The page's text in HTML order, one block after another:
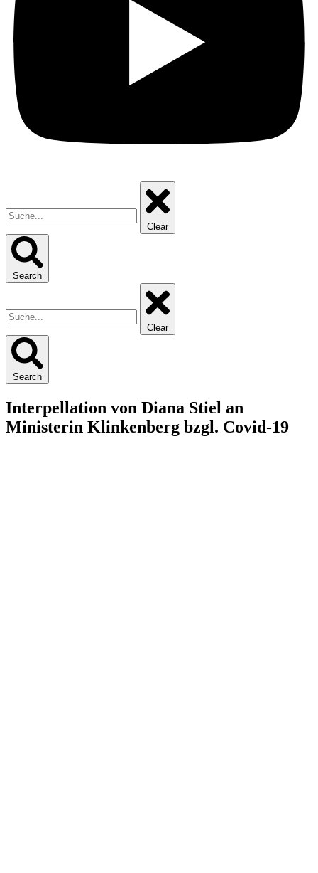
Clear
Search
Clear
Search
Interpellation von Diana Stiel an
Ministerin Klinkenberg bzgl. Covid-19